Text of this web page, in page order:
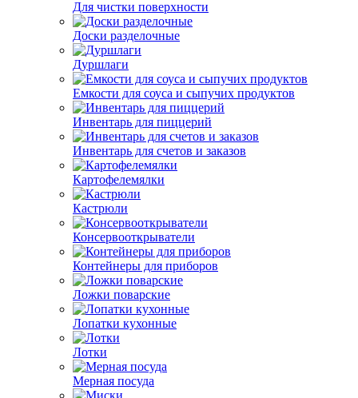
Для чистки поверхности
Доски разделочные
Дуршлаги
Емкости для соуса и сыпучих продуктов
Инвентарь для пиццерий
Инвентарь для счетов и заказов
Картофелемялки
Кастрюли
Консервооткрыватели
Контейнеры для приборов
Ложки поварские
Лопатки кухонные
Лотки
Мерная посуда